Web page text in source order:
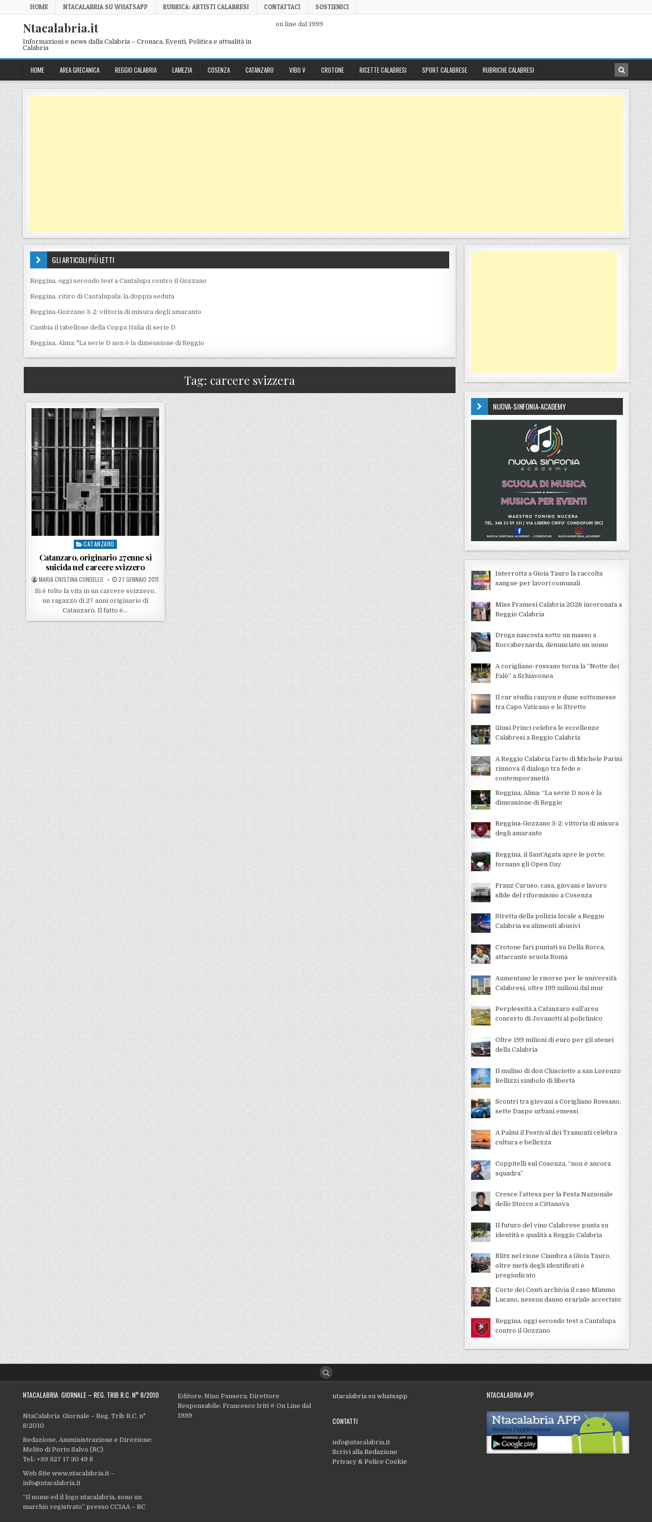
Skip to content
HOME NTACALABRIA SU WHATSAPP RUBRICA: ARTISTI CALABRESI CONTATTACI SOSTIENICI
Ntacalabria.it
Informazioni e news dalla Calabria – Cronaca, Eventi, Politica e attualità in
Calabria
on line dal 1999
HOME AREA GRECANICA REGGIO CALABRIA LAMEZIA COSENZA CATANZARO VIBO V CROTONE RICETTE CALABRESI SPORT CALABRESE RUBRICHE CALABRESI
GLI ARTICOLI PIÙ LETTI
Reggina, oggi secondo test a Cantalupa contro il Gozzano
Reggina, ritiro di Cantalupala: la doppia seduta
Reggina-Gozzano 3-2: vittoria di misura degli amaranto
Cambia il tabellone della Coppa Italia di serie D
Reggina, Alma: "La serie D non è la dimensione di Reggio
Tag: carcere svizzera
Posted in
CATANZARO
Catanzaro, originario 27enne si
suicida nel carcere svizzero
POSTED BY
MARIA CRISTINA CONDELLO POSTED ON
27 GENNAIO 2011
Si è tolto la vita in un carcere svizzero,
un ragazzo di 27 anni originario di
Catanzaro. Il fatto è…
NUOVA-SINFONIA-ACADEMY
Interrotta a Gioia Tauro la raccolta
sangue per lavori comunali
Miss Framesi Calabria 2026 incoronata a
Reggio Calabria
Droga nascosta sotto un masso a
Roccabernarda, denunciato un uomo
A corigliano-rossano torna la “Notte dei
Falò” a Schiavonea
Il cnr studia canyon e dune sottomesse
tra Capo Vaticano e lo Stretto
Giusi Princi celebra le eccellenze
Calabresi a Reggio Calabria
A Reggio Calabria l’arte di Michele Parisi
rinnova il dialogo tra fede e
contemporaneità
Reggina, Alma: “La serie D non è la
dimensione di Reggio
Reggina-Gozzano 3-2: vittoria di misura
degli amaranto
Reggina, il Sant’Agata apre le porte:
tornano gli Open Day
Franz Caruso, casa, giovani e lavoro
sfide del riformismo a Cosenza
Stretta della polizia locale a Reggio
Calabria su alimenti abusivi
Crotone fari puntati su Della Rocca,
attaccante scuola Roma
Aumentano le risorse per le università
Calabresi, oltre 199 milioni dal mur
Perplessità a Catanzaro sull’area
concerto di Jovanotti al policlinico
Oltre 199 milioni di euro per gli atenei
della Calabria
Il mulino di don Chisciotte a san Lorenzo
Bellizzi simbolo di libertà
Scontri tra giovani a Corigliano Rossano,
sette Daspo urbani emessi
A Palmi il Festival dei Tramonti celebra
cultura e bellezza
Coppitelli sul Cosenza, “non è ancora
squadra”
Cresce l’attesa per la Festa Nazionale
dello Stocco a Cittanova
Il futuro del vino Calabrese punta su
identità e qualità a Reggio Calabria
Blitz nel rione Ciambra a Gioia Tauro,
oltre metà degli identificati è
pregiudicato
Corte dei Conti archivia il caso Mimmo
Lucano, nessun danno erariale accertato
Reggina, oggi secondo test a Cantalupa
contro il Gozzano
NTACALABRIA GIORNALE – REG. TRIB R.C. N° 8/2010
NtaCalabria Giornale – Reg. Trib R.C. n°
8/2010
Redazione, Amministrazione e Direzione:
Melito di Porto Salvo (RC)
Tel.: +39 327 17 30 49 8
Web Site www.ntacalabria.it –
info@ntacalabria.it
“Il nome ed il logo ntacalabria, sono un
marchio registrato” presso CCIAA – RC
Editore: Nino Pansera; Direttore
Responsabile: Francesco Iriti # On Line dal
1999
ntacalabria su whatsapp
CONTATTI
info@ntacalabria.it
Scrivi alla Redazione
Privacy & Police Cookie
NTACALABRIA APP